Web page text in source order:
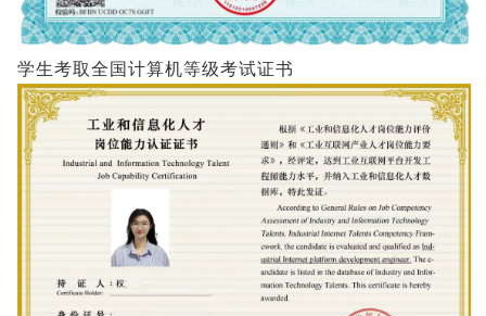
学生考取全国计算机等级考试证书